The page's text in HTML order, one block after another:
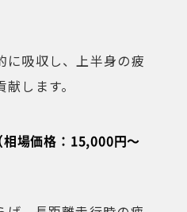
に吸収し、上半身の疲
します。
場価格：15,000円〜